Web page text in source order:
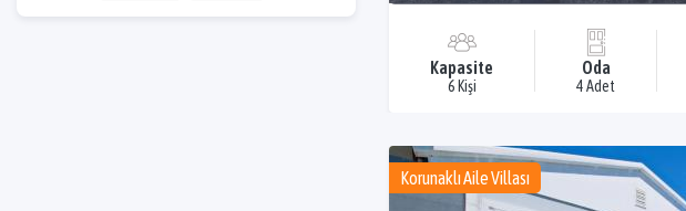
Kapasite
6 Kişi
Oda
4 Adet
Korunaklı Aile Villası